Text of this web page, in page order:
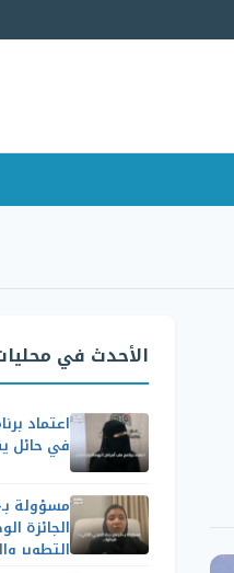
الأحدث في
اعتماد
في حائل
مسؤولة
الجائزة
التطوير